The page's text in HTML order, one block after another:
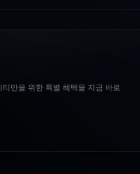
만을 위한 특별 혜택을 지금 바로